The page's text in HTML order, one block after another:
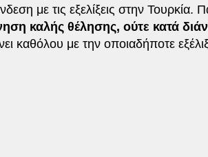
με τις εξελίξεις στην
καλής θέλησης, ούτε κατά
καθόλου με την οποιαδήποτε